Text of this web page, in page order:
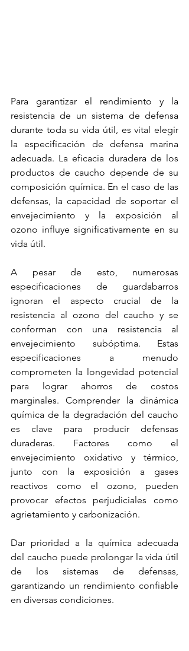
Para garantizar el rendimiento y la
resistencia de un sistema de defensa
durante toda su vida útil, es vital elegir
la especificación de defensa marina
adecuada. La eficacia duradera de los
productos de caucho depende de su
composición química. En el caso de las
defensas, la capacidad de soportar el
envejecimiento y la exposición al
ozono influye significativamente en su
vida útil.
especificaciones de guardabarros
ignoran el aspecto crucial de la
resistencia al ozono del caucho y se
conforman con una resistencia al
envejecimiento subóptima. Estas
especificaciones a menudo
comprometen la longevidad potencial
para lograr ahorros de costos
marginales. Comprender la dinámica
química de la degradación del caucho
es clave para producir defensas
duraderas. Factores como el
envejecimiento oxidativo y térmico,
junto con la exposición a gases
reactivos como el ozono, pueden
provocar efectos perjudiciales como
agrietamiento y carbonización.
Dar prioridad a la química adecuada
de los sistemas de defensas,
garantizando un rendimiento confiable
en diversas condiciones.